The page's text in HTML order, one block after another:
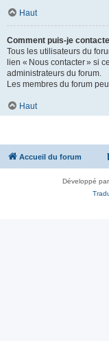
Haut
Comment puis-je
Tous les utilisateurs du
lien « Nous contacter » si
administrateurs du forum.
Les membres du forum
Haut
Accueil du forum
Développé par